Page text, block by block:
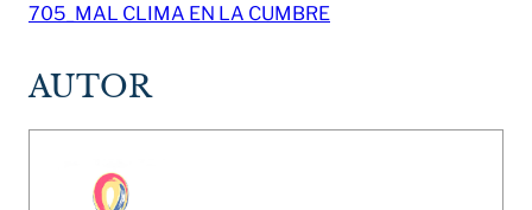
705_MAL CLIMA EN LA CUMBRE
AUTOR